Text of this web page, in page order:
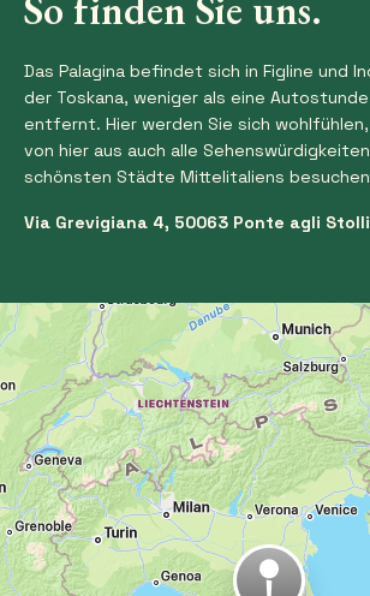
Das Palagina befindet sich in Figline und
der Toskana, weniger als eine
entfernt. Hier werden Sie sich
von hier aus auch alle
schönsten Städte Mittelitaliens
Via Grevigiana 4, 50063 Ponte agli